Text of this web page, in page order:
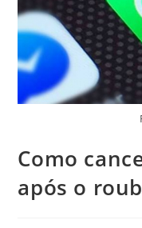
Como
após o